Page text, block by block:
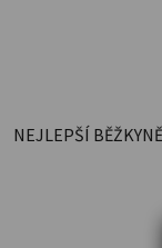
NEJLEPŠÍ BĚŽKYNĚ